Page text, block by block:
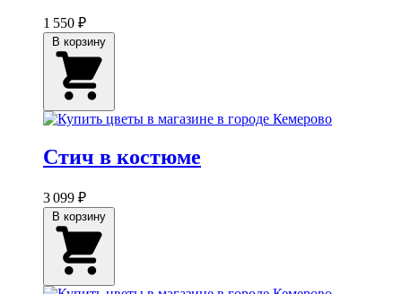
1 550 ₽
Стич в костюме
3 099 ₽